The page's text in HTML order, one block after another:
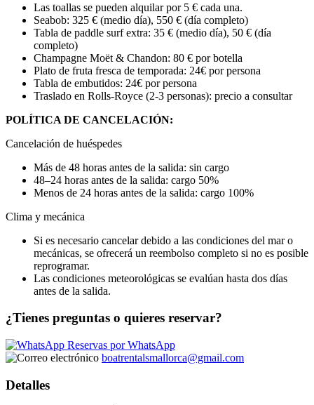
Las toallas se pueden alquilar por 5 € cada una.
Seabob: 325 € (medio día), 550 € (día completo)
Tabla de paddle surf extra: 35 € (medio día), 50 € (día
completo)
Champagne Moët & Chandon: 80 € por botella
Plato de fruta fresca de temporada: 24€ por persona
Tabla de embutidos: 24€ por persona
Traslado en Rolls-Royce (2-3 personas): precio a consultar
POLÍTICA DE CANCELACIÓN:
Cancelación de huéspedes
Más de 48 horas antes de la salida: sin cargo
48–24 horas antes de la salida: cargo 50%
Menos de 24 horas antes de la salida: cargo 100%
Clima y mecánica
Si es necesario cancelar debido a las condiciones del mar o
mecánicas, se ofrecerá un reembolso completo si no es posible
reprogramar.
Las condiciones meteorológicas se evalúan hasta dos días
antes de la salida.
¿Tienes preguntas o quieres reservar?
Reservas por WhatsApp
boatrentalsmallorca@gmail.com
Detalles